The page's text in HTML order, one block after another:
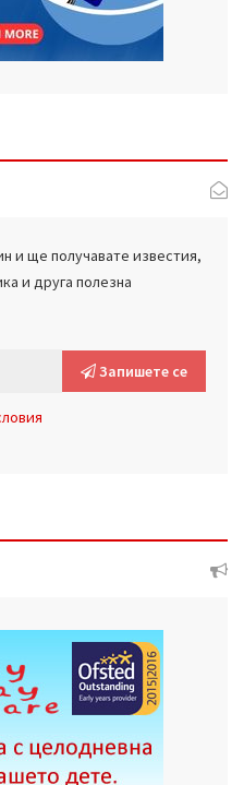
и ще получавате известия,
и друга полезна
Запишете се